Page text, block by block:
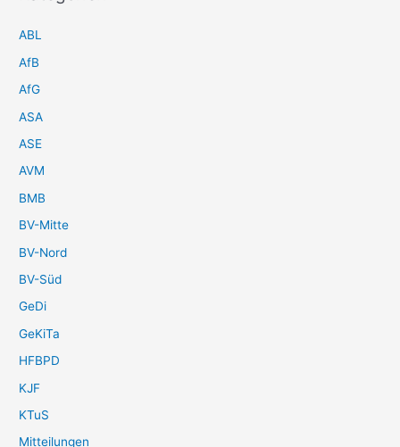
ABL
AfB
AfG
ASA
ASE
AVM
BMB
BV-Mitte
BV-Nord
BV-Süd
GeDi
GeKiTa
HFBPD
KJF
KTuS
Mitteilungen